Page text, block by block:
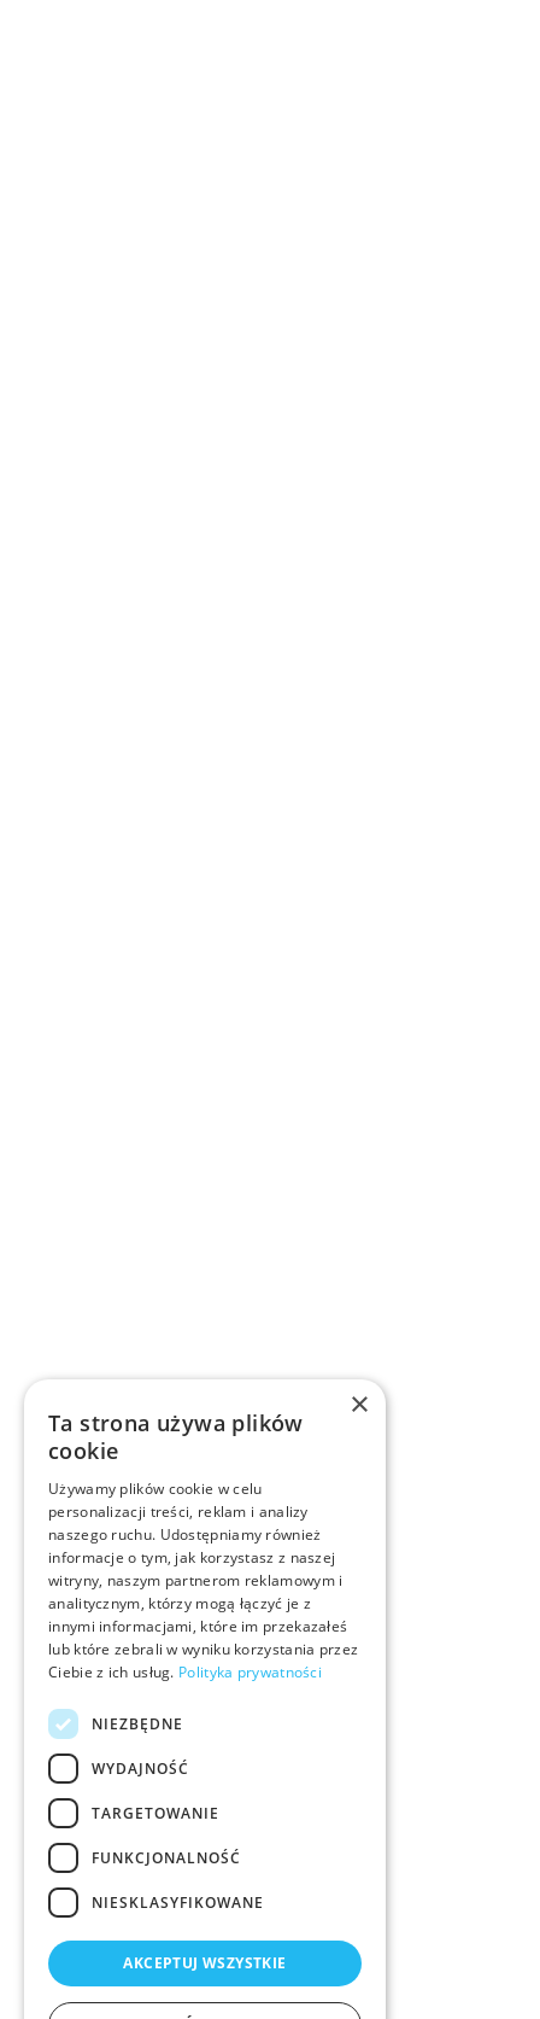
×
Ta strona używa plików
cookie
Używamy plików cookie w celu
personalizacji treści, reklam i analizy
naszego ruchu. Udostępniamy również
informacje o tym, jak korzystasz z naszej
witryny, naszym partnerom reklamowym i
analitycznym, którzy mogą łączyć je z
innymi informacjami, które im przekazałeś
lub które zebrali w wyniku korzystania przez
Ciebie z ich usług. Polityka prywatności
NIEZBĘDNE
WYDAJNOŚĆ
TARGETOWANIE
FUNKCJONALNOŚĆ
NIESKLASYFIKOWANE
AKCEPTUJ WSZYSTKIE